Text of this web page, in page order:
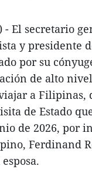
- El secretario
y presidente
por su
de alto
a Filipinas,
de Estado
de 2026, por
Ferdinand